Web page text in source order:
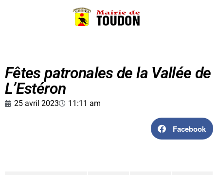
Fêtes patronales de la Vallée de
L’Estéron
25 avril 2023 11:11 am
Facebook